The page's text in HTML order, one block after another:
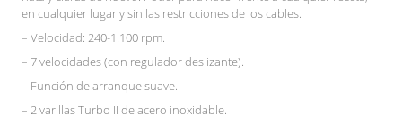
en cualquier lugar y sin las restricciones de los cables.
– Velocidad: 240-1.100 rpm.
– 7 velocidades (con regulador deslizante).
– Función de arranque suave.
– 2 varillas Turbo II de acero inoxidable.